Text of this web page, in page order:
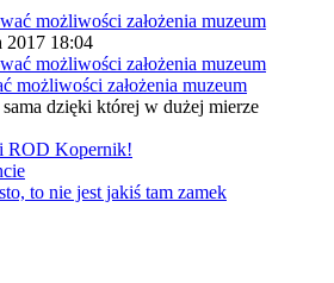
2017 18:04
możliwości założenia muzeum
dzięki której w dużej mierze
ROD Kopernik!
to nie jest jakiś tam zamek